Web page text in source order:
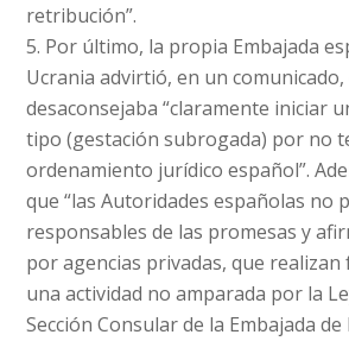
retribución”.
Por último, la propia Embajada
Ucrania advirtió, en un comunicado,
desaconsejaba “claramente iniciar
tipo (gestación subrogada) por no
ordenamiento jurídico español”.
que “las Autoridades españolas no
responsables de las promesas y
por agencias privadas, que realizan
una actividad no amparada por la
Sección Consular de la Embajada de